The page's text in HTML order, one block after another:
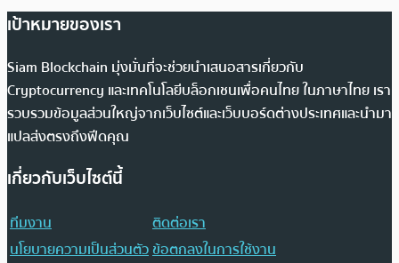
เป้าหมายของเรา
Siam Blockchain มุ่งมั่นที่จะช่วยนำเสนอสารเกี่ยวกับ
Cryptocurrency และเทคโนโลยีบล็อกเชนเพื่อคนไทย ในภาษาไทย เรา
รวบรวมข้อมูลส่วนใหญ่จากเว็บไซต์และเว็บบอร์ดต่างประเทศและนำมา
แปลส่งตรงถึงฟีดคุณ
เกี่ยวกับเว็บไซต์นี้
ทีมงาน
ติดต่อเรา
นโยบายความเป็นส่วนตัวข้อตกลงในการใช้งาน